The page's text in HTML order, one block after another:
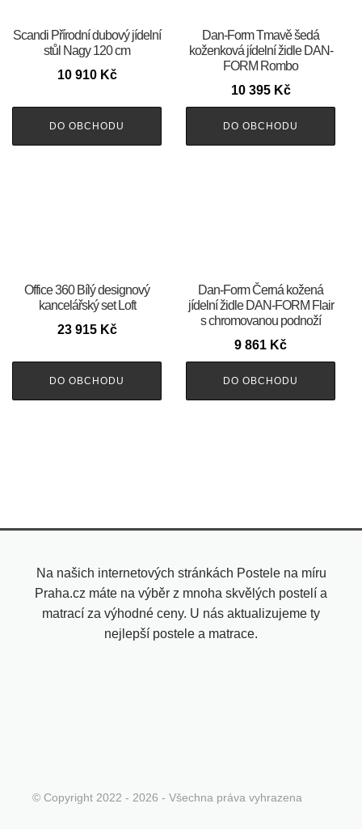
Scandi Přírodní dubový jídelní
stůl Nagy 120 cm
10 910 Kč
DO OBCHODU
​​​​​Dan-Form Tmavě šedá
koženková jídelní židle DAN-
FORM Rombo
10 395 Kč
DO OBCHODU
Office 360 Bílý designový
kancelářský set Loft
23 915 Kč
DO OBCHODU
​​​​​Dan-Form Černá kožená
jídelní židle DAN-FORM Flair
s chromovanou podnoží
9 861 Kč
DO OBCHODU
Na našich internetových stránkách Postele na míru
Praha.cz máte na výběr z mnoha skvělých postelí a
matrací za výhodné ceny. U nás aktualizujeme ty
nejlepší postele a matrace.
© Copyright 2022 - 2026 - Všechna práva vyhrazena